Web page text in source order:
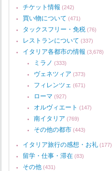
チケット情報 (242)
買い物について (471)
タックスフリー・免税 (76)
レストランについて (337)
イタリア各都市の情報 (3,678)
ミラノ (333)
ヴェネツィア (373)
フィレンツェ (671)
ローマ (927)
オルヴィエート (147)
南イタリア (769)
その他の都市 (443)
イタリア旅行の感想・お礼 (177)
留学・仕事・滞在 (83)
その他 (431)